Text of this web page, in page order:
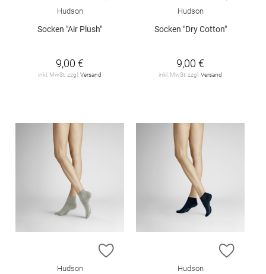
Hudson
Socken "Air Plush"
9,00 €
inkl. MwSt. zzgl. Versand
Hudson
Socken "Dry Cotton"
9,00 €
inkl. MwSt. zzgl. Versand
ZUR WUNSCHLISTE HINZUFÜGEN
Hudson
ZUR
Hudson